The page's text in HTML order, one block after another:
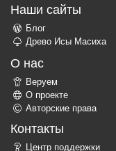
Наши сайты
Блог
Древо Исы Масиха
О нас
Веруем
О проекте
Авторские права
Контакты
Центр поддержки